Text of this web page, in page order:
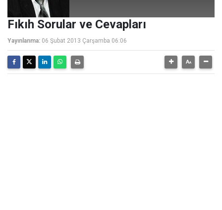
Fıkıh Sorular ve Cevapları
Yayınlanma: 06 Şubat 2013 Çarşamba 06:06